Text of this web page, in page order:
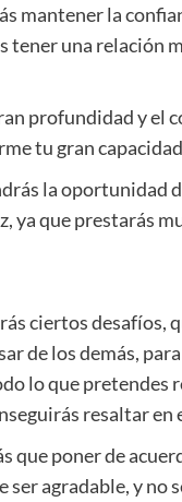
mantener la
tener una relación
profundidad y el
tu gran
la oportunidad
ya que prestarás
ciertos desafíos,
de los demás,
lo que pretendes
resaltar en
que poner de
ser agradable, y no